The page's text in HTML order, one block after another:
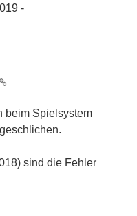
-
beim Spielsystem
sind die Fehler